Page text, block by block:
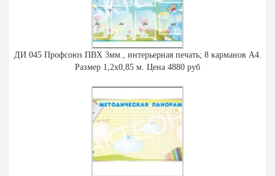
ДИ 045 Профсоюз ПВХ 3мм., интерьерная печать; 8 карманов А4.
Размер 1,2х0,85 м. Цена 4880 руб